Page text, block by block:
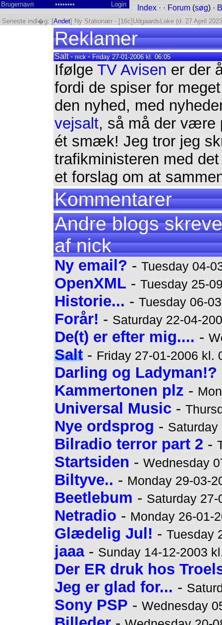
Index · · Forum (søg) ·
Seneste indl�g: [Andet] Ny Stationær - [16c]UdgaardsLoke (d. 27 April
Reklamer
Salt -nick-Friday 27-01-2006 kl. 06:05
IfølgeTV Avisen er der
fordi de spiser for
den nyhed, med
vejsalt, så må der være
ét smæk! Jeg tror jeg
trafikministeren med
et forslag om at
Kommentarer
Andre blogs
af nick
Ny email? -Tuesday 04-
OpenXML -Tuesday 25-
Historie... -Tuesday 06-
Forår! - Saturday 22-04-
De(t) er efter mig.... -
Salt - Friday 27-01-2006 kl.
Darling og Ladyman!?
Kammertonen plz -
Universal Music -
Nye ordsprog - Saturday
Bilradio terror part 2 -
Startsiden -Wednesday
Biltyve.. - Monday 29-03-
Beetlebum - Saturday
Netradio - Monday 26-01-
Glædelig Jul! -Tuesday
jaaa- Sunday 14-12-2003
Der ER druk hos
Jeg er glad for... -
Sony PSP -Wednesday